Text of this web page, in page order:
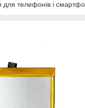
для телефонів і